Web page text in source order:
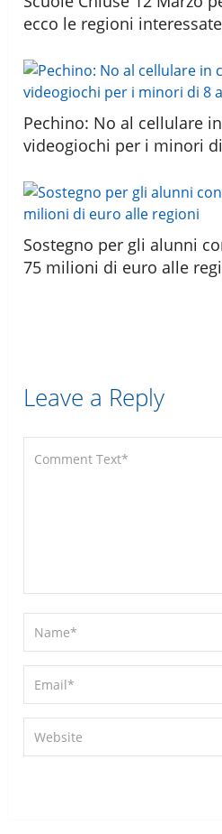
ecco le regioni interessate
Pechino: No al cellulare
videogiochi per i minori
Sostegno per gli alunni
75 milioni di euro alle
Leave a Reply